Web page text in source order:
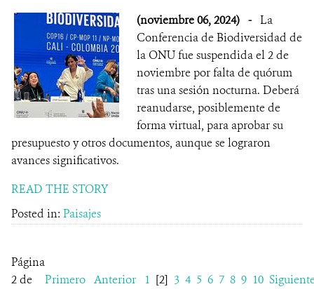
(noviembre 06, 2024) - La
Conferencia de Biodiversidad de
la ONU fue suspendida el 2 de
noviembre por falta de quórum
tras una sesión nocturna. Deberá
reanudarse, posiblemente de
forma virtual, para aprobar su
presupuesto y otros documentos, aunque se lograron
avances significativos.
READ THE STORY
Posted in: Paisajes
Página
2 de
Primero Anterior 1 [2] 3 4 5 6 7 8 9 10